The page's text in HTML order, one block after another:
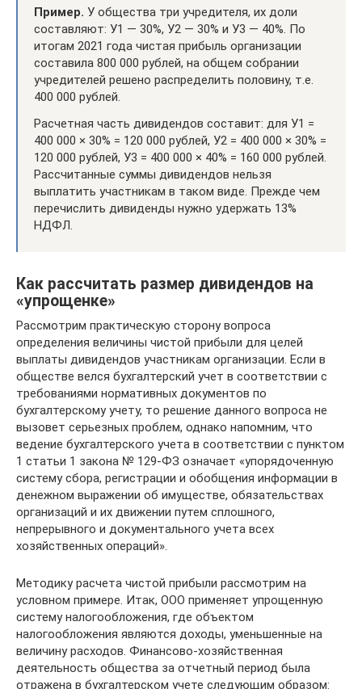
Пример. У общества три учредителя, их доли
составляют: У1 — 30%, У2 — 30% и У3 — 40%. По
итогам 2021 года чистая прибыль организации
составила 800 000 рублей, на общем собрании
учредителей решено распределить половину, т.е.
400 000 рублей.
Расчетная часть дивидендов составит: для У1 =
400 000 × 30% = 120 000 рублей, У2 = 400 000 × 30% =
120 000 рублей, У3 = 400 000 × 40% = 160 000 рублей.
Рассчитанные суммы дивидендов нельзя
выплатить участникам в таком виде. Прежде чем
перечислить дивиденды нужно удержать 13%
НДФЛ.
Как рассчитать размер дивидендов на
«упрощенке»
Рассмотрим практическую сторону вопроса
определения величины чистой прибыли для целей
выплаты дивидендов участникам организации. Если в
обществе велся бухгалтерский учет в соответствии с
требованиями нормативных документов по
бухгалтерскому учету, то решение данного вопроса не
вызовет серьезных проблем, однако напомним, что
ведение бухгалтерского учета в соответствии с пунктом
1 статьи 1 закона № 129-ФЗ означает «упорядоченную
систему сбора, регистрации и обобщения информации в
денежном выражении об имуществе, обязательствах
организаций и их движении путем сплошного,
непрерывного и документального учета всех
хозяйственных операций».
Методику расчета чистой прибыли рассмотрим на
условном примере. Итак, ООО применяет упрощенную
систему налогообложения, где объектом
налогообложения являются доходы, уменьшенные на
величину расходов. Финансово-хозяйственная
деятельность общества за отчетный период была
отражена в бухгалтерском учете следующим образом: